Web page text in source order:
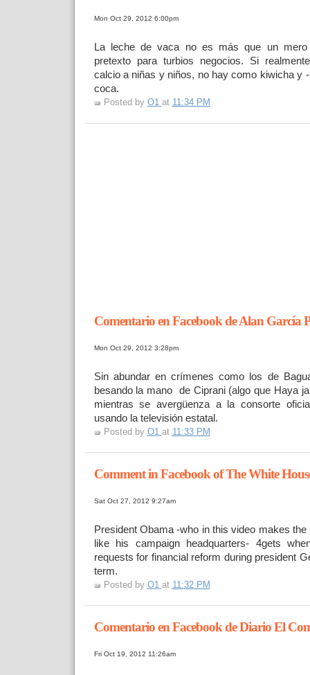
Mon Oct 29, 2012 6:00pm
La leche de vaca no es más que un mero
pretexto para turbios negocios. Si
calcio a niñas y niños, no hay como kiwicha y
coca.
Posted by O1 at 11:34 PM
Comentario en Facebook de Alan García
Mon Oct 29, 2012 3:28pm
Sin abundar en crímenes como los de
besando la mano de Ciprani (algo que Haya
mientras se avergüenza a la consorte
usando la televisión estatal.
Posted by O1 at 11:33 PM
Comment in Facebook of The White
Sat Oct 27, 2012 9:27am
President Obama -who in this video makes
like his campaign headquarters- 4gets
requests for financial reform during president
term.
Posted by O1 at 11:32 PM
Comentario en Facebook de Diario El
Fri Oct 19, 2012 11:26am